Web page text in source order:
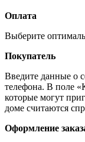
Оплата
Выберите
Покупатель
Введите данные о
телефона. В поле
которые могут
доме считаются
Оформление